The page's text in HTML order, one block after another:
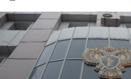
Голодный шпион